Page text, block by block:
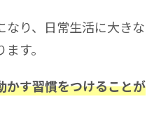
なり、日常生活に大きな
す。
かす習慣をつけることが